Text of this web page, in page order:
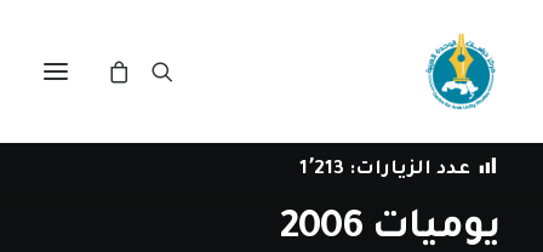
فيالصراع العربي-الإسرائيلي
عدد الزيارات: 1٬213
يوميات 2006